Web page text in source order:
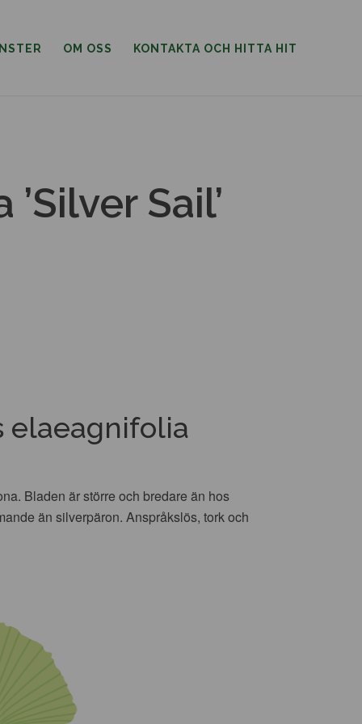
OM OSS KONTAKTA OCH HITTA HIT
Sail’
elaeagnifolia
Bladen är större och bredare än hos
än silverpäron. Anspråkslös, tork och